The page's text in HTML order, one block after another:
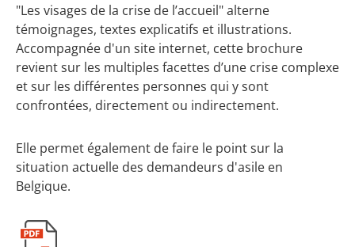
"Les visages de la crise de l’accueil" alterne
témoignages, textes explicatifs et illustrations.
Accompagnée d'un site internet, cette brochure
revient sur les multiples facettes d’une crise complexe
et sur les différentes personnes qui y sont
confrontées, directement ou indirectement.
Elle permet également de faire le point sur la
situation actuelle des demandeurs d'asile en
Belgique.